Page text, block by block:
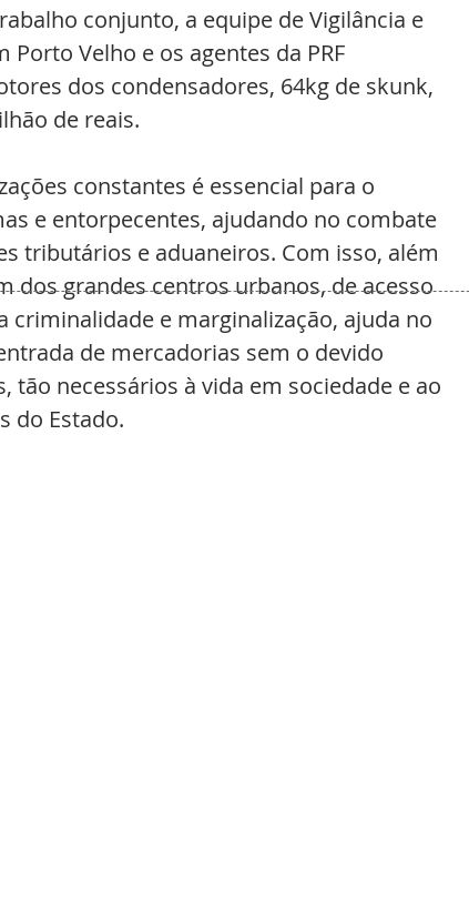
conjunto, a equipe de Vigilância e
Porto Velho e os agentes da PRF
dos condensadores, 64kg de skunk,
de reais.
constantes é essencial para o
e entorpecentes, ajudando no combate
tributários e aduaneiros. Com isso, além
dos grandes centros urbanos, de acesso
criminalidade e marginalização, ajuda no
de mercadorias sem o devido
necessários à vida em sociedade e ao
do Estado.